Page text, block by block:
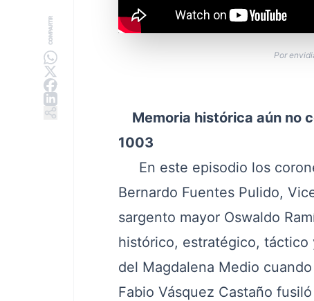
COMPARTIR
Por
Memoria histórica aún no
1003
En este episodio los
Bernardo Fuentes Pulido,
sargento mayor Oswaldo
histórico, estratégico, táctico
del Magdalena Medio
Fabio Vásquez Castaño